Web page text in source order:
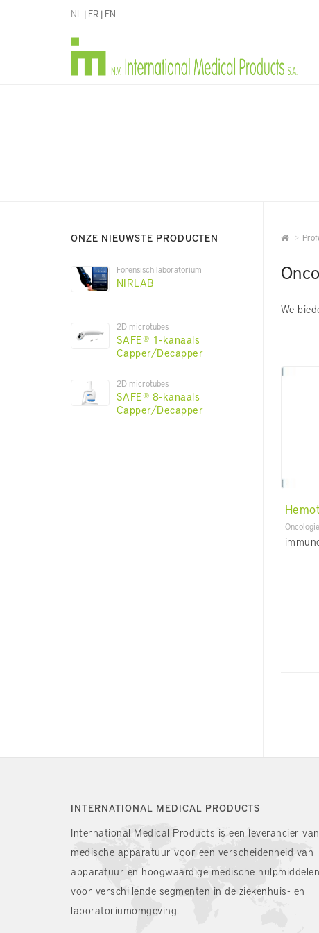
NL | FR | EN
We
Oncologie
ONZE NIEUWSTE PRODUCTEN
Forensisch laboratorium
NIRLAB
2D microtubes
SAFE® 1-kanaals
Capper/Decapper
2D microtubes
SAFE® 8-kanaals
Capper/Decapper
INTERNATIONAL MEDICAL PRODUCTS
International Medical Products is een leverancier van
medische apparatuur voor een verscheidenheid van
apparatuur en hoogwaardige medische hulpmiddelen
voor verschillende segmenten in de ziekenhuis- en
laboratoriumomgeving.